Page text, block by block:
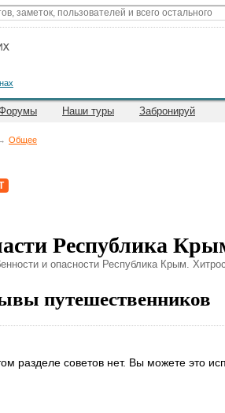
Наши туры Забронируй
Общее
Республика
и опасности Республика Крым.
путешественников
разделе советов нет. Вы можете это